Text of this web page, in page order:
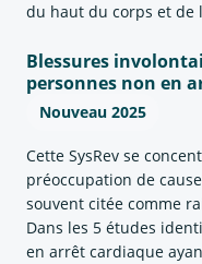
du haut du corps et de
Blessures
personnes non en
Nouveau 2025
Cette SysRev se
préoccupation de
souvent citée comme
Dans les 5 études
en arrêt cardiaque